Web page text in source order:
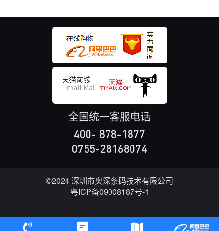
全国统一客服电话
400- 878-1877
0755-28168074
©2024 深圳市奥深条码技术有限公司
粤ICP备09008187号-1